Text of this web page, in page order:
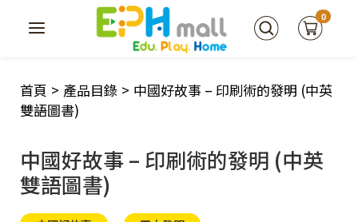
0
首頁 > 產品目錄 > 中國好故事 – 印刷術的發明 (中英
雙語圖書)
中國好故事 – 印刷術的發明 (中英
雙語圖書)